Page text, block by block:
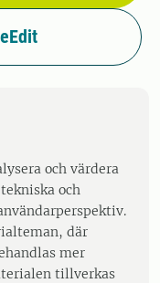
och värdera
och
där
mer
tillverkas